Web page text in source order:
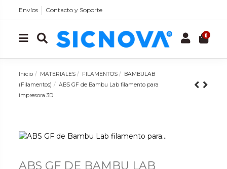
Envíos Contacto y Soporte
0
Inicio MATERIALES FILAMENTOS
BAMBULAB
(Filamentos)
ABS GF de Bambu Lab filamento para
impresora 3D
ABS GF DE BAMBU LAB